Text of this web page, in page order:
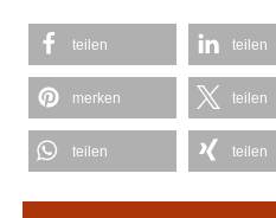
teilen teilen
merken teilen
teilen teilen